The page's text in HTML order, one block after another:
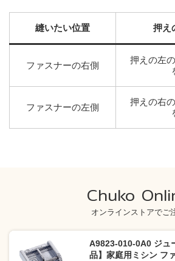
縫いたい位置 押え
ファスナーの右側
押えの左
ファスナーの左側
押えの右
Chuko
オンラインストアでご
A9823-010-0A0 ジュ
品】家庭用ミシン フ